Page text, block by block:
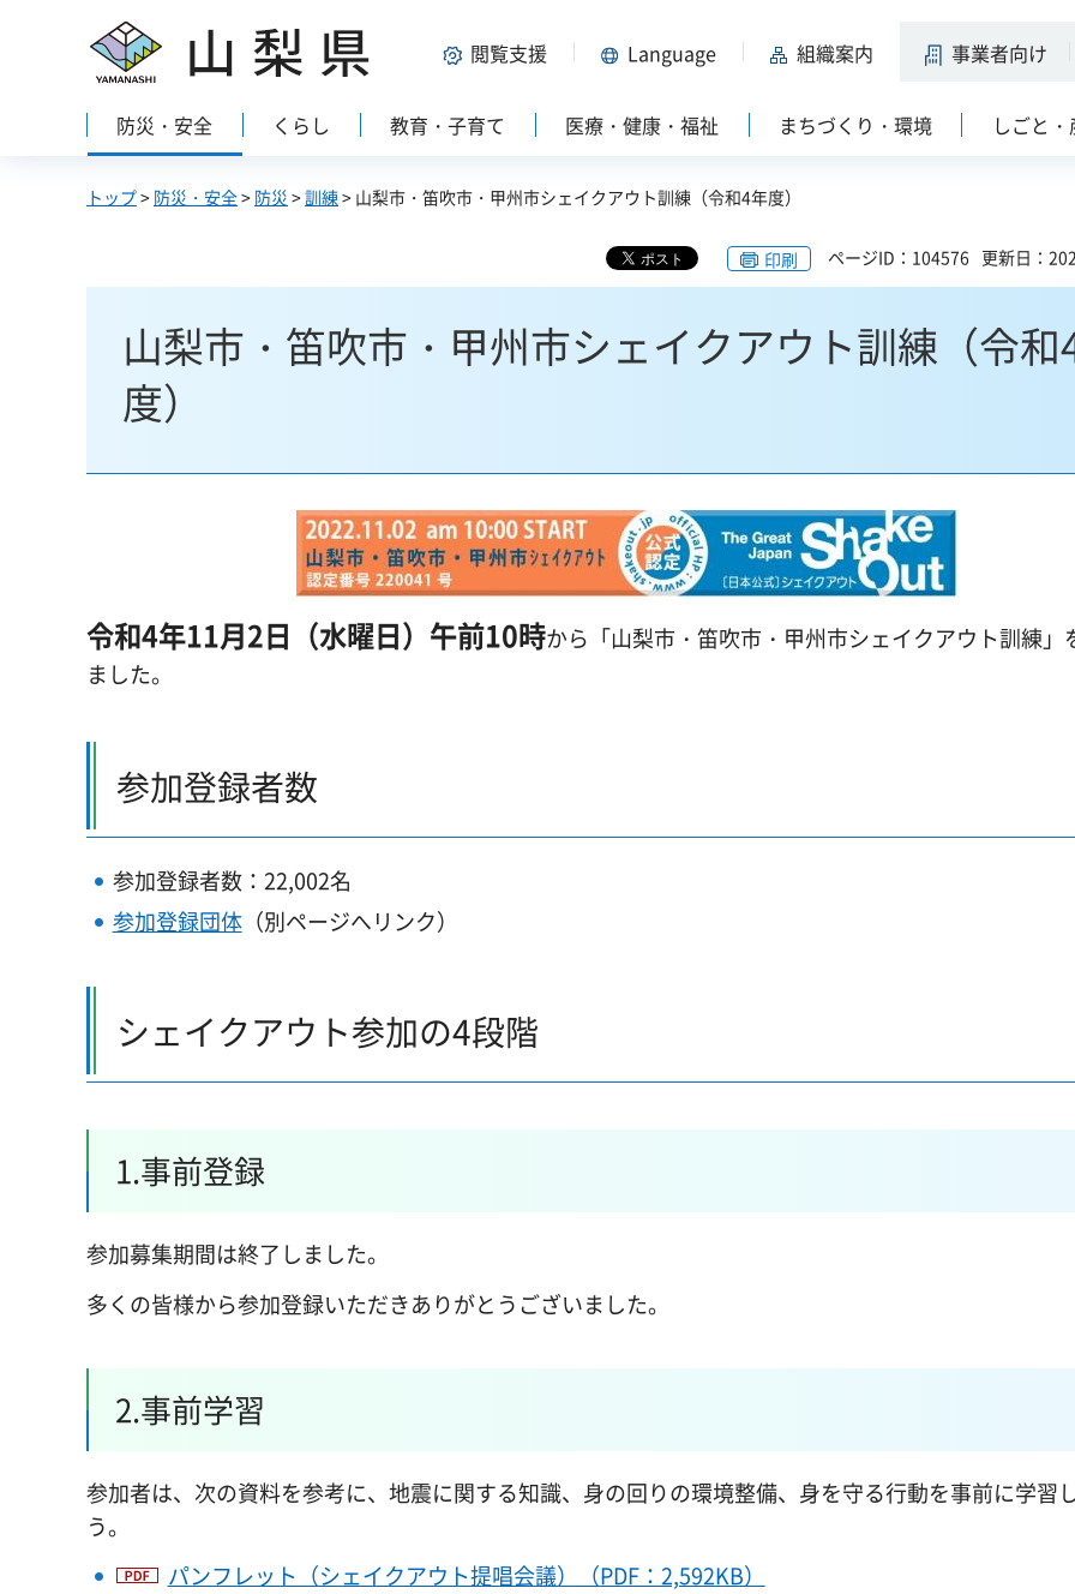
山梨県 閲覧支援 Language 組織案内 事業者向け
防災・安全 くらし 教育・子育て 医療・健康・福祉 まちづくり・環境 しごと
トップ> 防災・安全> 防災 >訓練> 山梨市・笛吹市・甲州市シェイクアウト訓練（令和4年度）
印刷 ページID：104576 更新日：
山梨市・笛吹市・甲州市シェイクアウト訓練（令和
度）
令和4年11月2日（水曜日）午前10時から「山梨市・笛吹市・甲州市シェイクアウト訓練」
ました。
参加登録者数
参加登録者数：22,002名
参加登録団体（別ページへリンク）
シェイクアウト参加の4段階
1.事前登録
参加募集期間は終了しました。
多くの皆様から参加登録いただきありがとうございました。
2.事前学習
参加者は、次の資料を参考に、地震に関する知識、身の回りの環境整備、身を守る行動を事前に学習
う。
パンフレット（シェイクアウト提唱会議）（PDF：2,592KB）